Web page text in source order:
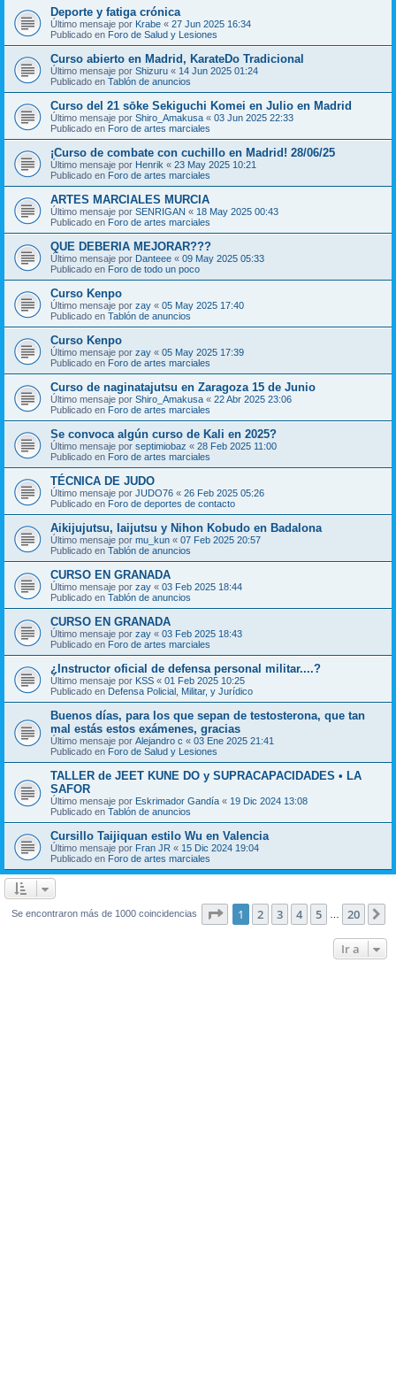
Deporte y fatiga crónica
Último mensaje por Krabe « 27 Jun 2025 16:34
Publicado en Foro de Salud y Lesiones
Curso abierto en Madrid, KarateDo Tradicional
Último mensaje por Shizuru « 14 Jun 2025 01:24
Publicado en Tablón de anuncios
Curso del 21 sōke Sekiguchi Komei en Julio en Madrid
Último mensaje por Shiro_Amakusa « 03 Jun 2025 22:33
Publicado en Foro de artes marciales
¡Curso de combate con cuchillo en Madrid! 28/06/25
Último mensaje por Henrik « 23 May 2025 10:21
Publicado en Foro de artes marciales
ARTES MARCIALES MURCIA
Último mensaje por SENRIGAN « 18 May 2025 00:43
Publicado en Foro de artes marciales
QUE DEBERIA MEJORAR???
Último mensaje por Danteee « 09 May 2025 05:33
Publicado en Foro de todo un poco
Curso Kenpo
Último mensaje por zay « 05 May 2025 17:40
Publicado en Tablón de anuncios
Curso Kenpo
Último mensaje por zay « 05 May 2025 17:39
Publicado en Foro de artes marciales
Curso de naginatajutsu en Zaragoza 15 de Junio
Último mensaje por Shiro_Amakusa « 22 Abr 2025 23:06
Publicado en Foro de artes marciales
Se convoca algún curso de Kali en 2025?
Último mensaje por septimiobaz « 28 Feb 2025 11:00
Publicado en Foro de artes marciales
TÉCNICA DE JUDO
Último mensaje por JUDO76 « 26 Feb 2025 05:26
Publicado en Foro de deportes de contacto
Aikijujutsu, Iaijutsu y Nihon Kobudo en Badalona
Último mensaje por mu_kun « 07 Feb 2025 20:57
Publicado en Tablón de anuncios
CURSO EN GRANADA
Último mensaje por zay « 03 Feb 2025 18:44
Publicado en Tablón de anuncios
CURSO EN GRANADA
Último mensaje por zay « 03 Feb 2025 18:43
Publicado en Foro de artes marciales
¿Instructor oficial de defensa personal militar....?
Último mensaje por KSS « 01 Feb 2025 10:25
Publicado en Defensa Policial, Militar, y Jurídico
Buenos días, para los que sepan de testosterona, que tan
mal estás estos exámenes, gracias
Último mensaje por Alejandro c « 03 Ene 2025 21:41
Publicado en Foro de Salud y Lesiones
TALLER de JEET KUNE DO y SUPRACAPACIDADES • LA
SAFOR
Último mensaje por Eskrimador Gandía « 19 Dic 2024 13:08
Publicado en Tablón de anuncios
Cursillo Taijiquan estilo Wu en Valencia
Último mensaje por Fran JR « 15 Dic 2024 19:04
Publicado en Foro de artes marciales
Se encontraron más de 1000 coincidencias Página de 20
1 2 3 4 5 20
Ir a